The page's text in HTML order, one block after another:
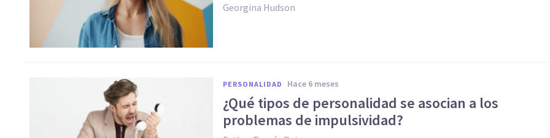
Georgina Hudson
PERSONALIDAD hace 6 meses
¿Qué tipos de personalidad se asocian a los
problemas de impulsividad?